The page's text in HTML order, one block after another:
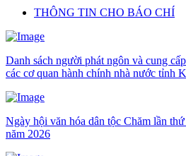
THÔNG TIN CHO BÁO CHÍ
Danh sách người phát ngôn và cung
các cơ quan hành chính nhà nước tỉnh
Ngày hội văn hóa dân tộc Chăm lần
năm 2026